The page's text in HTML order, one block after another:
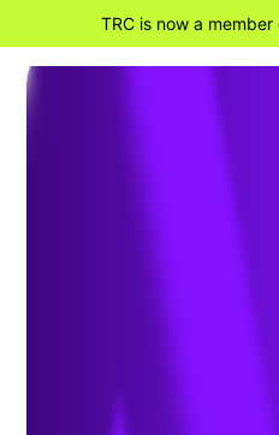
TRC is now a member